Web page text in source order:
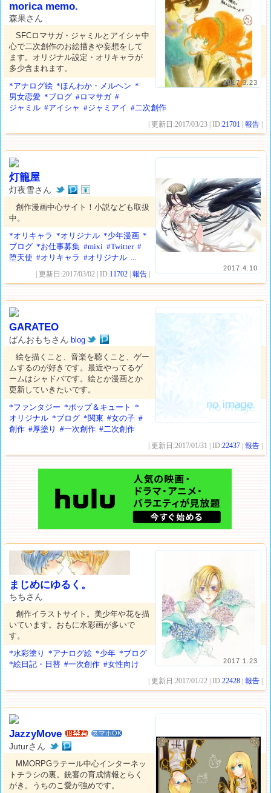
2017.3.23
morica memo.
森果さん
SFCロマサガ・ジャミルとアイシャ中
心で二次創作のお絵描きや妄想をして
ます。オリジナル設定・オリキャラが
多少含まれます。
*アナログ絵 *ほんわか・メルヘン *
男女恋愛 *ブログ #ロマサガ #
ジャミル #アイシャ #ジャミアイ #二次創作
| 更新日:2017/03/23 | ID:21701 |報告
2017.4.10
灯籠屋
灯夜雪さん
創作漫画中心サイト！小説なども取扱
中。
*オリキャラ *オリジナル *少年漫画 *
ブログ *お仕事募集 #mixi #Twitter #
堕天使 #オリキャラ #オリジナル ...
| 更新日:2017/03/02 | ID:11702 |報告
GARATEO
ぱんおもちさんblog
絵を描くこと、音楽を聴くこと、ゲー
ムするのが好きです。最近やってるゲ
ームはシャドバです。絵とか漫画とか
更新していきたいです。
*ファンタジー *ポップ＆キュート
*
オリジナル *ブログ *関東 #女の子 #
創作 #厚塗り #一次創作 #二次創作
| 更新日:2017/01/31 | ID:22437 |報告
2017.1.23
まじめにゆるく。
ちちさん
創作イラストサイト。美少年や花を描
いています。おもに水彩画が多いで
す。
*水彩塗り
*アナログ絵 *少年 *ブログ
*絵日記・日替 #一次創作 #女性向け
| 更新日:2017/01/22 | ID:22428 |報告
JazzyMove スマホOK
Juturさん
MMORPGラテール中心インターネッ
トチラシの裏。銃審の育成情報とらく
がき。うちのこ愛が強めです。